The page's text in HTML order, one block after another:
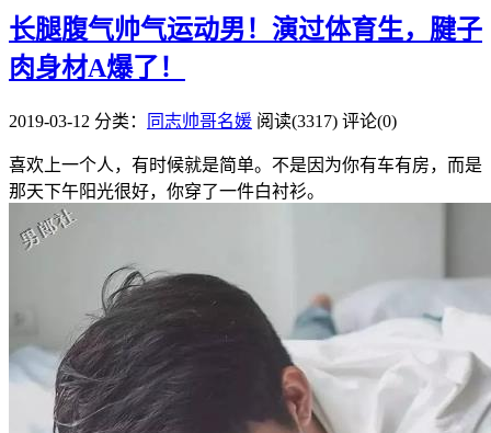
长腿腹气帅气运动男！演过体育生，腱子
肉身材A爆了！
2019-03-12 分类： 同志帅哥名媛 阅读(3317) 评论(0)
喜欢上一个人，有时候就是简单。不是因为你有车有房，而是
那天下午阳光很好，你穿了一件白衬衫。